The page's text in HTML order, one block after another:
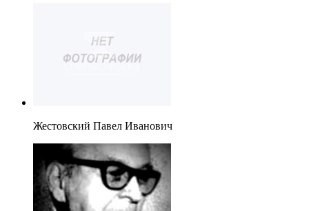
Жестовский Павел Иванович